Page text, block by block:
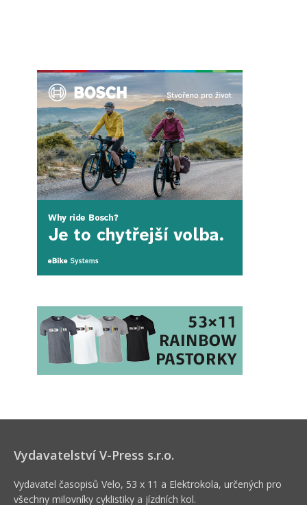
Vydavatelství V-Press s.r.o.
Vydavatel časopisů Velo, 53 x 11 a Elektrokola, určených pro
všechny milovníky cyklistiky a jízdních kol.